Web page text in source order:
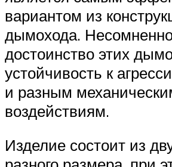
вариантом из
дымохода.
достоинство этих
устойчивость к
и разным
воздействиям.
Изделие состоит из